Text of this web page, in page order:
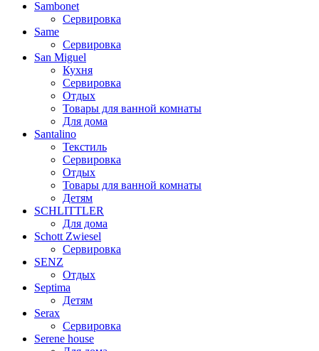
Sambonet
Сервировка
Same
Сервировка
San Miguel
Кухня
Сервировка
Отдых
Товары для ванной комнаты
Для дома
Santalino
Текстиль
Сервировка
Отдых
Товары для ванной комнаты
Детям
SCHLITTLER
Для дома
Schott Zwiesel
Сервировка
SENZ
Отдых
Septima
Детям
Serax
Сервировка
Serene house